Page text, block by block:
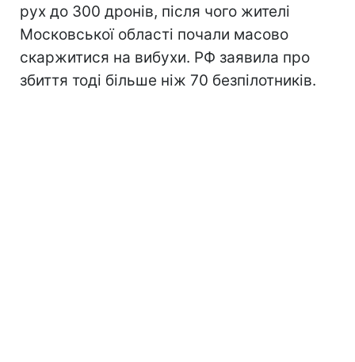
рух до 300 дронів, після чого жителі
Московської області почали масово
скаржитися на вибухи. РФ заявила про
збиття тоді більше ніж 70 безпілотників.